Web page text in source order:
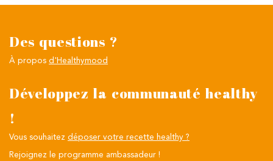
Des questions ?
À propos d'Healthymood
Développez la communauté healthy
!
Vous souhaitez déposer votre recette healthy ?
Rejoignez le programme ambassadeur !